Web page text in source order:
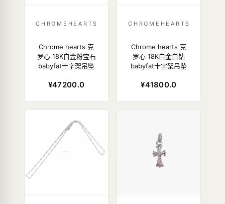
CHROMEHEARTS
Chrome hearts 克
罗心 18K白金粉宝石
babyfat十字架吊坠
¥47200.0
CHROMEHEARTS
Chrome hearts 克
罗心 18K白金白钻
babyfat十字架吊坠
¥41800.0